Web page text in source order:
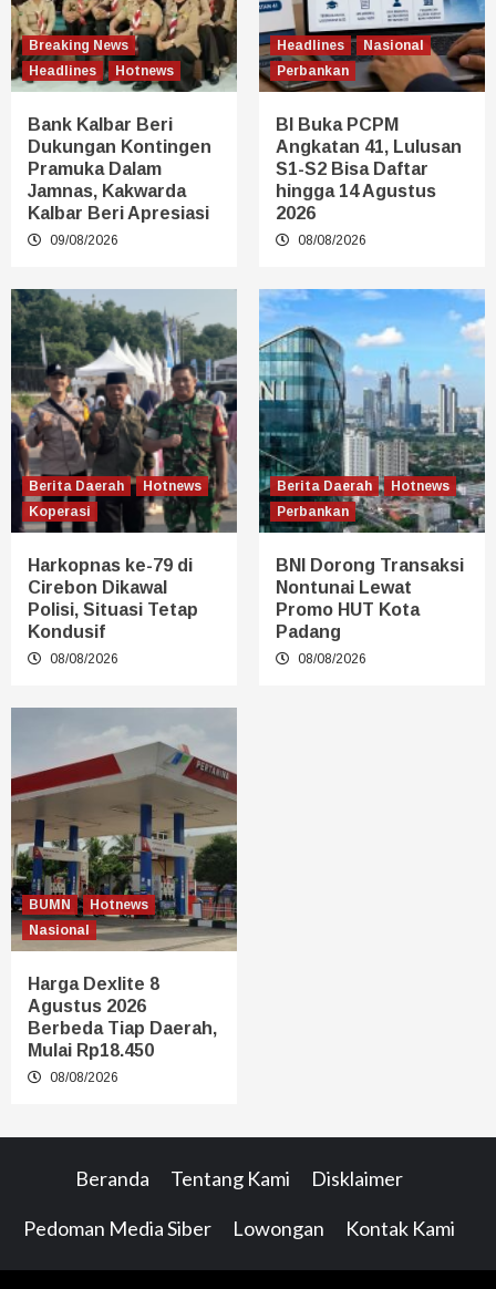
Breaking News
Headlines
Hotnews
Bank Kalbar Beri
Dukungan Kontingen
Pramuka Dalam
Jamnas, Kakwarda
Kalbar Beri Apresiasi
09/08/2026
Headlines
Nasional
Perbankan
BI Buka PCPM
Angkatan 41, Lulusan
S1-S2 Bisa Daftar
hingga 14 Agustus
2026
08/08/2026
Berita Daerah
Hotnews
Koperasi
Harkopnas ke-79 di
Cirebon Dikawal
Polisi, Situasi Tetap
Kondusif
08/08/2026
Berita Daerah
Hotnews
Perbankan
BNI Dorong Transaksi
Nontunai Lewat
Promo HUT Kota
Padang
08/08/2026
BUMN
Hotnews
Nasional
Harga Dexlite 8
Agustus 2026
Berbeda Tiap Daerah,
Mulai Rp18.450
08/08/2026
Beranda Tentang Kami Disklaimer
Pedoman Media Siber Lowongan Kontak Kami